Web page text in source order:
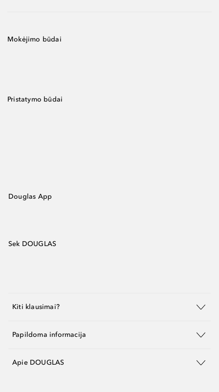
Mokėjimo būdai
Pristatymo būdai
Douglas App
Sek DOUGLAS
Kiti klausimai?
Papildoma informacija
Apie DOUGLAS